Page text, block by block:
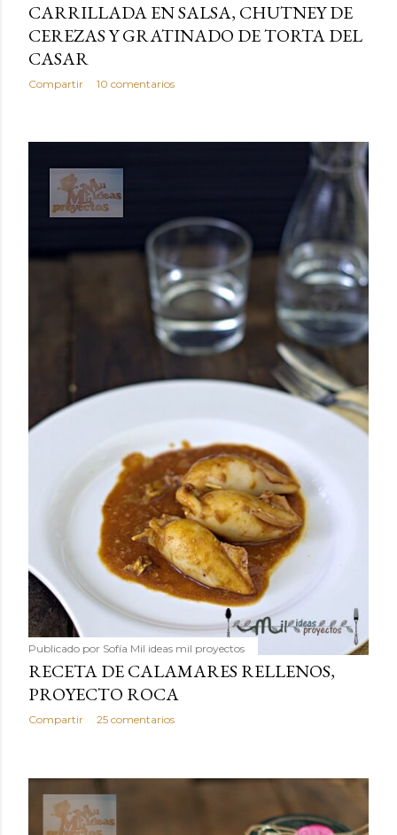
CARRILLADA EN SALSA, CHUTNEY DE
CEREZAS Y GRATINADO DE TORTA DEL
CASAR
Compartir 10 comentarios
Publicado por Sofía Mil ideas mil proyectos
RECETA DE CALAMARES RELLENOS,
PROYECTO ROCA
Compartir 25 comentarios